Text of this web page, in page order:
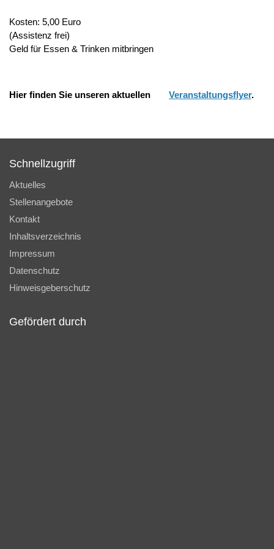
Kosten: 5,00 Euro
(Assistenz frei)
Geld für Essen & Trinken mitbringen
Hier finden Sie unseren aktuellen Veranstaltungsflyer.
Schnellzugriff
Aktuelles
Stellenangebote
Kontakt
Inhaltsverzeichnis
Impressum
Datenschutz
Hinweisgeberschutz
Gefördert durch